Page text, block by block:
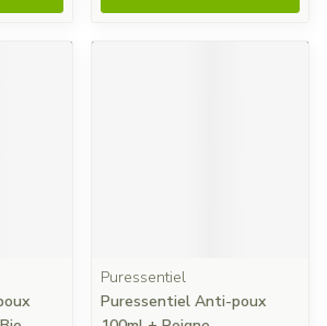
Puressentiel
Puressentiel Anti-poux